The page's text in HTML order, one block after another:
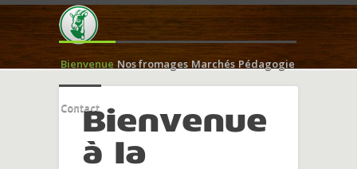
Bienvenue Nos fromages Marchés Pédagogie
ContactBienvenue
à la